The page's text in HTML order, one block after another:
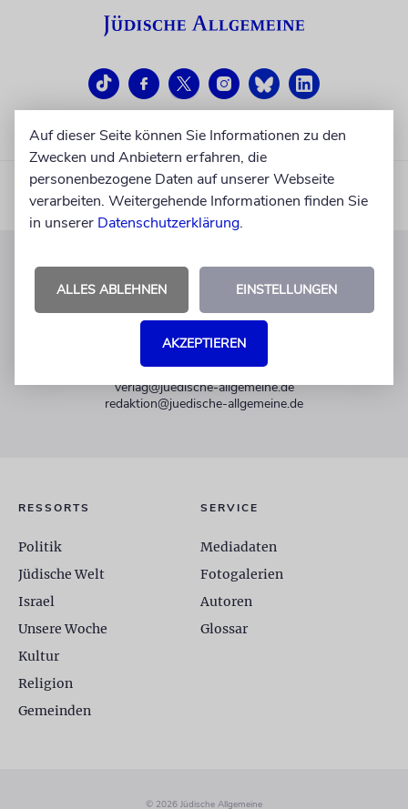
KUNDENSERVICE
+49 30 275833 0
Mo-Do 9-17 Uhr
verlag@juedische-allgemeine.de
redaktion@juedische-allgemeine.de
RESSORTS
Politik
Jüdische Welt
Israel
Unsere Woche
Kultur
Religion
Gemeinden
SERVICE
Mediadaten
Fotogalerien
Autoren
Glossar
© 2026 Jüdische Allgemeine
Auf dieser Seite können Sie Informationen zu den
Zwecken und Anbietern erfahren, die
personenbezogene Daten auf unserer Webseite
verarbeiten. Weitergehende Informationen finden Sie
in unserer Datenschutzerklärung.
ALLES ABLEHNEN EINSTELLUNGEN
AKZEPTIEREN